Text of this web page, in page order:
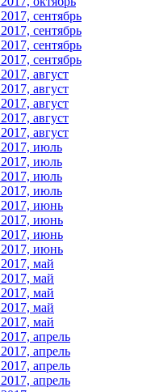
сентябрь
сентябрь
сентябрь
сентябрь
август
август
август
август
август
июль
июль
июль
июль
июнь
июнь
июнь
июнь
май
май
май
май
май
апрель
апрель
апрель
апрель